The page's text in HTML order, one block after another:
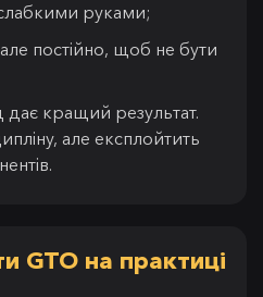
руками;
постійно, щоб не бути
дає кращий результат.
але експлойтить
GTO на практиці